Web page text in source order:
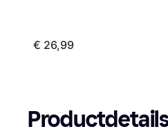
€ 26,99